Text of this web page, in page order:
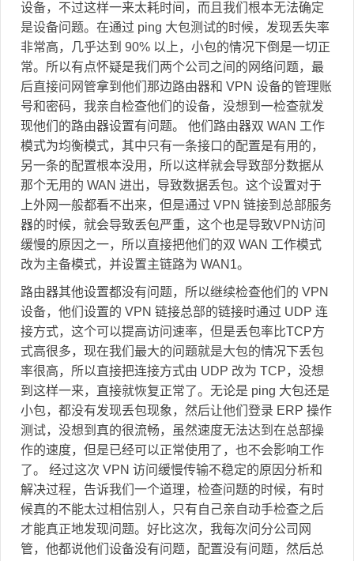
设备，不过这样一来太耗时间，而且我们根本无法确定
是设备问题。在通过 ping 大包测试的时候，发现丢失率
非常高，几乎达到 90% 以上，小包的情况下倒是一切正
常。所以有点怀疑是我们两个公司之间的网络问题，最
后直接问网管拿到他们那边路由器和 VPN 设备的管理账
号和密码，我亲自检查他们的设备，没想到一检查就发
现他们的路由器设置有问题。 他们路由器双 WAN 工作
模式为均衡模式，其中只有一条接口的配置是有用的，
另一条的配置根本没用，所以这样就会导致部分数据从
那个无用的 WAN 进出，导致数据丢包。这个设置对于
上外网一般都看不出来，但是通过 VPN 链接到总部服务
器的时候，就会导致丢包严重，这个也是导致VPN访问
缓慢的原因之一，所以直接把他们的双 WAN 工作模式
改为主备模式，并设置主链路为 WAN1。
路由器其他设置都没有问题，所以继续检查他们的 VPN
设备，他们设置的 VPN 链接总部的链接时通过 UDP 连
接方式，这个可以提高访问速率，但是丢包率比TCP方
式高很多，现在我们最大的问题就是大包的情况下丢包
率很高，所以直接把连接方式由 UDP 改为 TCP，没想
到这样一来，直接就恢复正常了。无论是 ping 大包还是
小包，都没有发现丢包现象，然后让他们登录 ERP 操作
测试，没想到真的很流畅，虽然速度无法达到在总部操
作的速度，但是已经可以正常使用了，也不会影响工作
了。 经过这次 VPN 访问缓慢传输不稳定的原因分析和
解决过程，告诉我们一个道理，检查问题的时候，有时
候真的不能太过相信别人，只有自己亲自动手检查之后
才能真正地发现问题。好比这次，我每次问分公司网
管，他都说他们设备没有问题，配置没有问题，然后总